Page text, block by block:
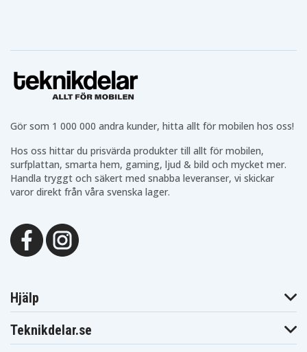
Gör som 1 000 000 andra kunder, hitta allt för mobilen hos oss!
Hos oss hittar du prisvärda produkter till allt för mobilen,
surfplattan, smarta hem, gaming, ljud & bild och mycket mer.
Handla tryggt och säkert med snabba leveranser, vi skickar
varor direkt från våra svenska lager.
Hjälp
Teknikdelar.se